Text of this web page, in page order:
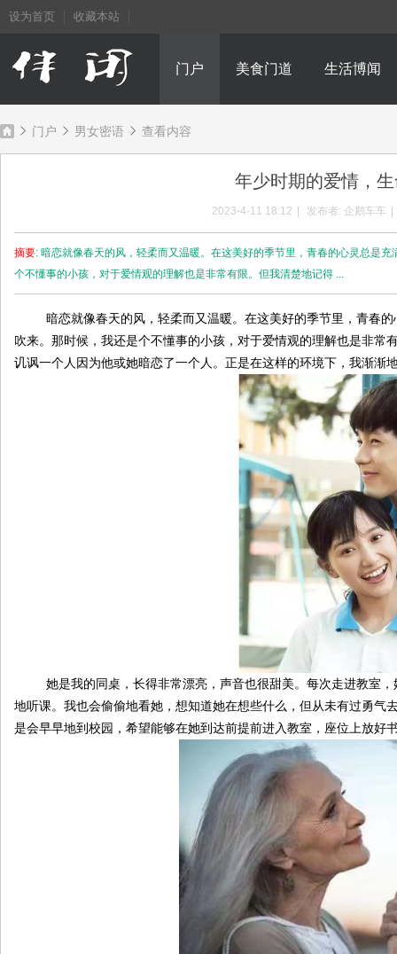
设为首页 收藏本站
门户 美食门道 生活博闻
门户 男女密语 查看内容
年少时期的爱情，
2023-4-11 18:12 发布者: 企鹅车车
摘要: 暗恋就像春天的风，轻柔而又温暖。在这美好的季节里，青春的心灵总是
个不懂事的小孩，对于爱情观的理解也是非常有限。但我清楚地记得 ...
暗恋就像春天的风，轻柔而又温暖。在这美好的季节里，青春的
吹来。那时候，我还是个不懂事的小孩，对于爱情观的理解也是非
讥讽一个人因为他或她暗恋了一个人。正是在这样的环境下，我渐渐
她是我的同桌，长得非常漂亮，声音也很甜美。每次走进教室，
地听课。我也会偷偷地看她，想知道她在想些什么，但从未有过勇
是会早早地到校园，希望能够在她到达前提前进入教室，座位上放好